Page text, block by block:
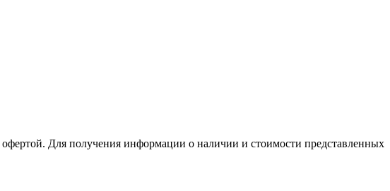
Для получения информации о наличии и стоимости представленных